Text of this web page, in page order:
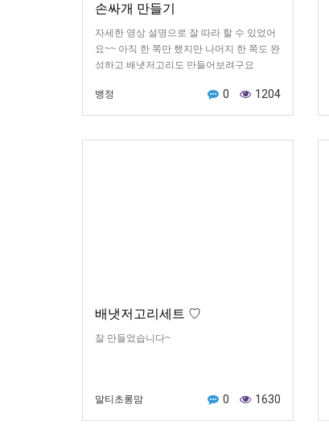
손싸개 만들기
자세한 영상 설명으로 잘 따라 할 수 있었어
요~~ 아직 한 쪽만 했지만 나머지 한 쪽도 완
성하고 배냇저고리도 만들어보려구요
뱅정 0 1204
배냇저고리세트 ♡
잘 만들었습니다~
말티초롱맘 0 1630